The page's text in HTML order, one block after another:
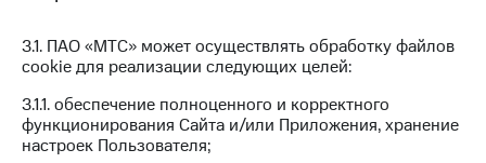
Покупка
полисов
онлайн
Скидка 30%
на связь
RED,
РИИЛ
дешевле
при оплате
с карты
3.1. ПАО «МТС» может осуществлять обработку файлов
cookie для реализации следующих целей:
3.1.1. обеспечение полноценного и корректного
функционирования Сайта и/или Приложения, хранение
настроек Пользователя;